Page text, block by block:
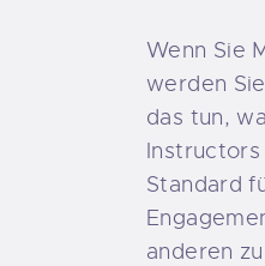
Wenn Sie
werden
das tun,
Standard
anderen